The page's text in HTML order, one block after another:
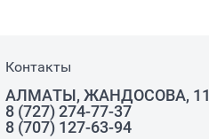
Контакты
АЛМАТЫ, ЖАНДОСОВА, 11
8 (727) 274-77-37
8 (707) 127-63-94